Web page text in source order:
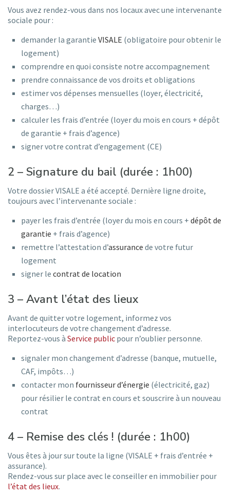
Vous avez rendez-vous dans nos locaux avec une intervenante
sociale pour :
demander la garantie VISALE (obligatoire pour obtenir le
logement)
comprendre en quoi consiste notre accompagnement
prendre connaissance de vos droits et obligations
estimer vos dépenses mensuelles (loyer, électricité,
charges…)
calculer les frais d’entrée (loyer du mois en cours + dépôt
de garantie + frais d’agence)
signer votre contrat d’engagement (CE)
2 – Signature du bail (durée : 1h00)
Votre dossier VISALE a été accepté. Dernière ligne droite,
toujours avec l’intervenante sociale :
payer les frais d’entrée (loyer du mois en cours + dépôt de
garantie + frais d’agence)
remettre l’attestation d’assurance de votre futur
logement
signer le contrat de location
3 – Avant l’état des lieux
Avant de quitter votre logement, informez vos
interlocuteurs de votre changement d’adresse.
Reportez-vous à Service public pour n’oublier personne.
signaler mon changement d’adresse (banque, mutuelle,
CAF, impôts…)
contacter mon fournisseur d’énergie (électricité, gaz)
pour résilier le contrat en cours et souscrire à un nouveau
contrat
4 – Remise des clés ! (durée : 1h00)
Vous êtes à jour sur toute la ligne (VISALE + frais d’entrée +
assurance).
Rendez-vous sur place avec le conseiller en immobilier pour
l’état des lieux.